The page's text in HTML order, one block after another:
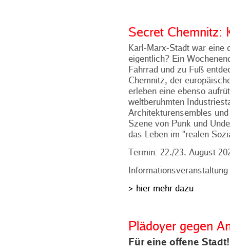
Secret Chemnitz:
Karl-Marx-Stadt war eine
eigentlich? Ein
Fahrrad und zu Fuß
Chemnitz, der
erleben eine ebenso
weltberühmten
Architekturensembles
Szene von Punk und
das Leben im "realen
Termin: 22./23. August
> hier mehr dazu
Plädoyer gegen
Für eine offene Stadt!